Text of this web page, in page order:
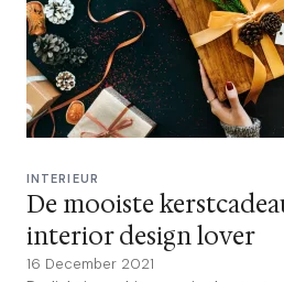
INTERIEUR
De mooiste
interior design lover
16 December 2021